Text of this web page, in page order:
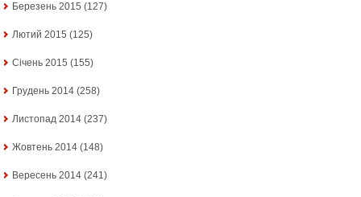
Березень 2015 (127)
Лютий 2015 (125)
Січень 2015 (155)
Грудень 2014 (258)
Листопад 2014 (237)
Жовтень 2014 (148)
Вересень 2014 (241)